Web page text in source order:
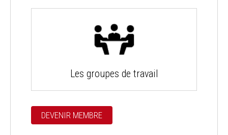
Les groupes de travail
DEVENIR MEMBRE